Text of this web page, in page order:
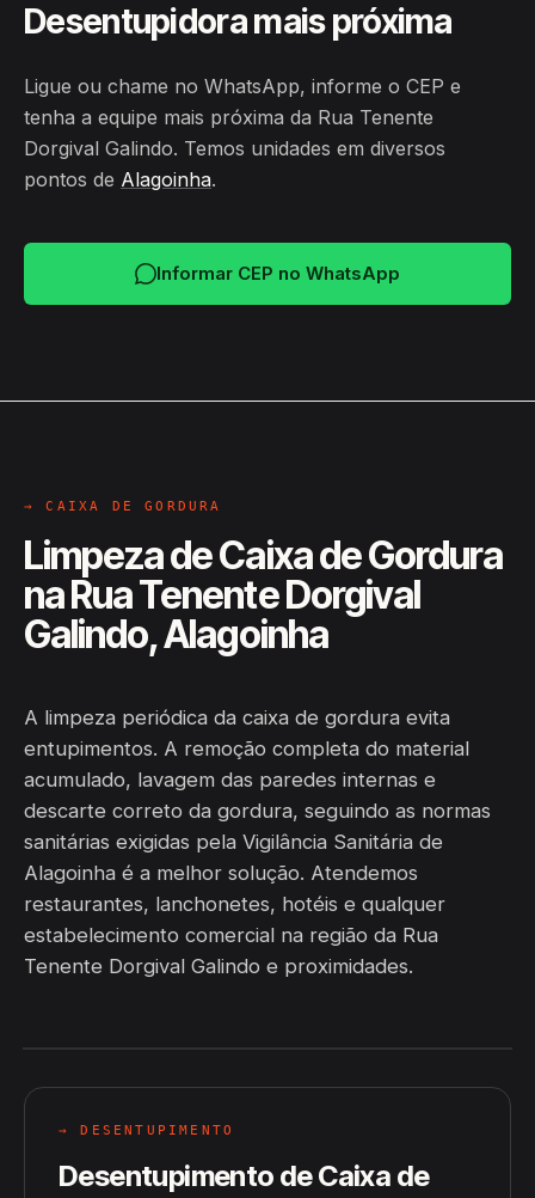
Desentupidora mais próxima
Ligue ou chame no WhatsApp, informe o CEP e
tenha a equipe mais próxima da Rua Tenente
Dorgival Galindo. Temos unidades em diversos
pontos de Alagoinha.
Informar CEP no WhatsApp
→ CAIXA DE GORDURA
Limpeza de Caixa de Gordura
na Rua Tenente Dorgival
Galindo, Alagoinha
A limpeza periódica da caixa de gordura evita
entupimentos. A remoção completa do material
acumulado, lavagem das paredes internas e
descarte correto da gordura, seguindo as normas
sanitárias exigidas pela Vigilância Sanitária de
Alagoinha é a melhor solução. Atendemos
restaurantes, lanchonetes, hotéis e qualquer
estabelecimento comercial na região da Rua
Tenente Dorgival Galindo e proximidades.
→ DESENTUPIMENTO
Desentupimento de Caixa de